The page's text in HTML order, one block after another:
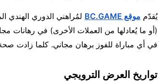
يُقدّم موقع BC.GAME
(أو ما يُعادلها من العملات الأخرى) في رهانات
في أي مباراة للفوز برهان مجاني. كلما زادت صحة
تواريخ العرض الترويجي